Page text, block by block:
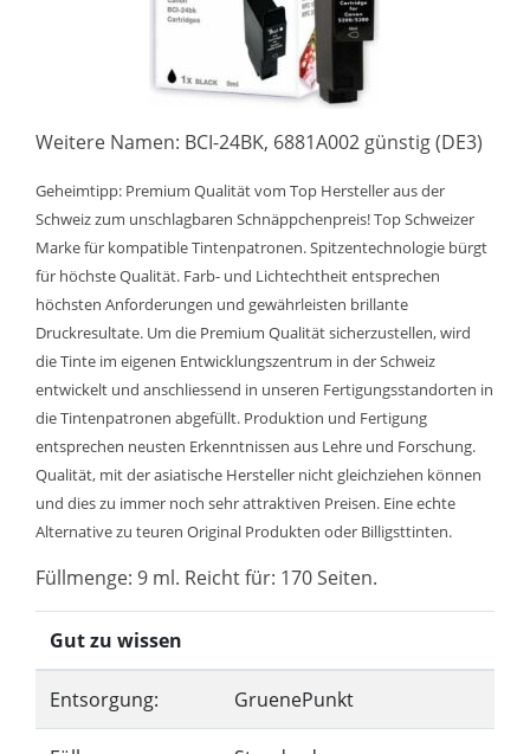
Weitere Namen: BCI-24BK, 6881A002 günstig (DE3)
Geheimtipp: Premium Qualität vom Top Hersteller aus der
Schweiz zum unschlagbaren Schnäppchenpreis! Top Schweizer
Marke für kompatible Tintenpatronen. Spitzentechnologie bürgt
für höchste Qualität. Farb- und Lichtechtheit entsprechen
höchsten Anforderungen und gewährleisten brillante
Druckresultate. Um die Premium Qualität sicherzustellen, wird
die Tinte im eigenen Entwicklungszentrum in der Schweiz
entwickelt und anschliessend in unseren Fertigungsstandorten in
die Tintenpatronen abgefüllt. Produktion und Fertigung
entsprechen neusten Erkenntnissen aus Lehre und Forschung.
Qualität, mit der asiatische Hersteller nicht gleichziehen können
und dies zu immer noch sehr attraktiven Preisen. Eine echte
Alternative zu teuren Original Produkten oder Billigsttinten.
Füllmenge: 9 ml. Reicht für: 170 Seiten.
Gut zu wissen
Entsorgung: GruenePunkt